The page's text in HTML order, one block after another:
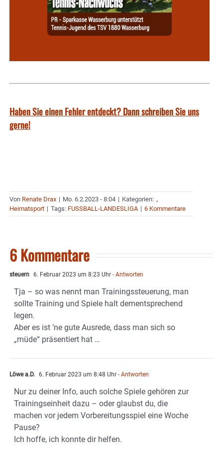
Haben Sie einen Fehler entdeckt? Dann schreiben Sie uns
gerne!
Von Renate Drax | Mo. 6.2.2023 - 8:04 | Kategorien: .,
Heimatsport | Tags: FUSSBALL-LANDESLIGA | 6 Kommentare
6 Kommentare
steuern 6. Februar 2023 um 8:23 Uhr - Antworten
Tja – so was nennt man Trainingssteuerung, man
sollte Training und Spiele halt dementsprechend
legen.
Aber es ist ’ne gute Ausrede, dass man sich so
„müde“ präsentiert hat …
Löwe a.D. 6. Februar 2023 um 8:48 Uhr - Antworten
Nur zu deiner Info, auch solche Spiele gehören zur
Trainingseinheit dazu – oder glaubst du, die
machen vor jedem Vorbereitungsspiel eine Woche
Pause?
Ich hoffe, ich konnte dir helfen.